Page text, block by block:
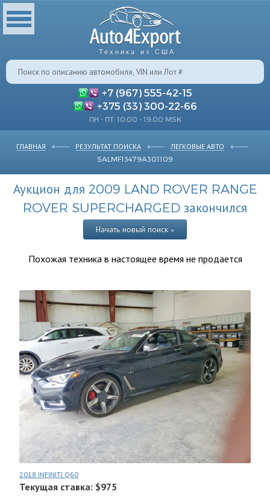
Техника из США
+7 (967) 555-42-15
+375 (33) 300-22-66
ПН - ПТ: 10:00 - 19:00 MSK
ГЛАВНАЯ РЕЗУЛЬТАТ ПОИСКА
ЛЕГКОВЫЕ АВТО
SALMF13479A301109
Аукцион для 2009 LAND ROVER RANGE
ROVER SUPERCHARGED закончился
Начать новый поиск »
Похожая техника в настоящее время не продается
2018 INFINITI Q60
Текущая ставка: $975